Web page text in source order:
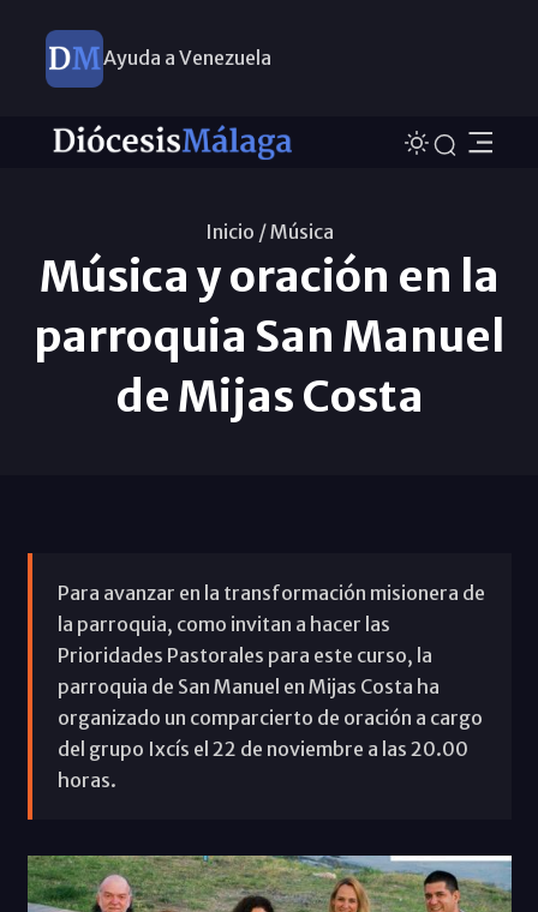
Ayuda a Venezuela
Inicio /Música
Música y oración en la
parroquia San Manuel
de Mijas Costa
Para avanzar en la transformación misionera de
la parroquia, como invitan a hacer las
Prioridades Pastorales para este curso, la
parroquia de San Manuel en Mijas Costa ha
organizado un comparcierto de oración a cargo
del grupo Ixcís el 22 de noviembre a las 20.00
horas.